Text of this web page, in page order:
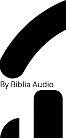
By Biblia Audio